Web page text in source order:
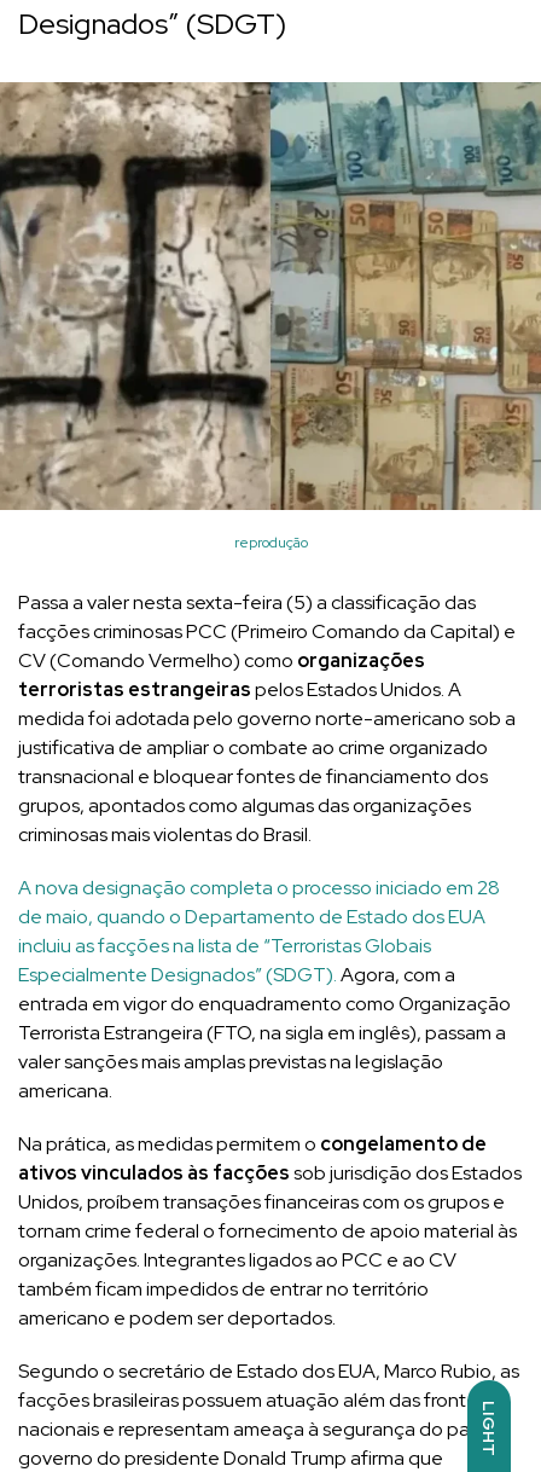
LIGHT
Designados” (SDGT)
reprodução
Passa a valer nesta sexta-feira (5) a classificação das
facções criminosas PCC (Primeiro Comando da Capital) e
CV (Comando Vermelho) como organizações
terroristas estrangeiraspelos Estados Unidos. A
medida foi adotada pelo governo norte-americano sob a
justificativa de ampliar o combate ao crime organizado
transnacional e bloquear fontes de financiamento dos
grupos, apontados como algumas das organizações
criminosas mais violentas do Brasil.
A nova designação completa o processo iniciado em 28
de maio, quando o Departamento de Estado dos EUA
incluiu as facções na lista de “Terroristas Globais
Especialmente Designados” (SDGT).Agora, com a
entrada em vigor do enquadramento como Organização
Terrorista Estrangeira (FTO, na sigla em inglês), passam a
valer sanções mais amplas previstas na legislação
americana.
Na prática, as medidas permitem o congelamento de
ativos vinculados às facçõessob jurisdição dos Estados
Unidos, proíbem transações financeiras com os grupos e
tornam crime federal o fornecimento de apoio material às
organizações. Integrantes ligados ao PCC e ao CV
também ficam impedidos de entrar no território
americano e podem ser deportados.
Segundo o secretário de Estado dos EUA, Marco Rubio, as
facções brasileiras possuem atuação além das fronteiras
nacionais e representam ameaça à segurança do país. O
governo do presidente Donald Trump afirma que